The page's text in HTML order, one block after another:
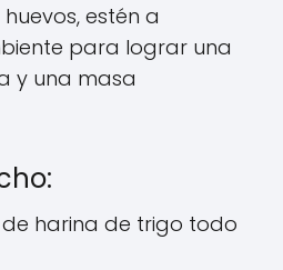
estén a
para lograr una
y una masa
harina de trigo todo